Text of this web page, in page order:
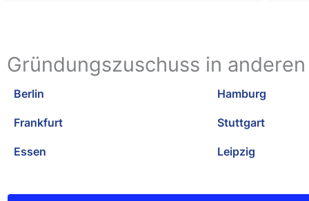
Gründungszuschuss in
Berlin Hamburg
Frankfurt Stuttgart
Essen Leipzig